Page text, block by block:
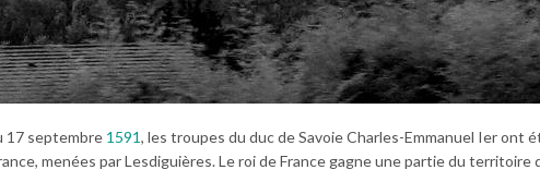
17 septembre 1591, les troupes du duc de Savoie Charles-Emmanuel Ier ont
menées par Lesdiguières. Le roi de France gagne une partie du territoire